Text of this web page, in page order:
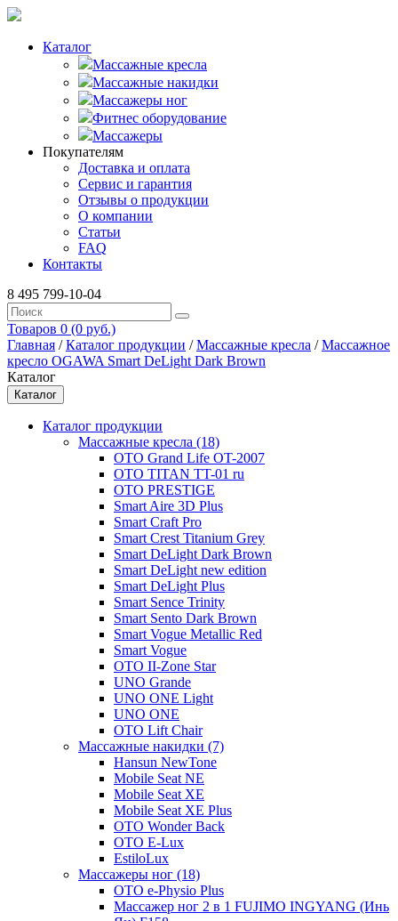
Каталог
Массажные кресла
Массажные накидки
Массажеры ног
Фитнес оборудование
Массажеры
Покупателям
Доставка и оплата
Сервис и гарантия
Отзывы о продукции
О компании
Статьи
FAQ
Контакты
8 495 799-10-04
Товаров 0 (0 руб.)
Главная /Каталог продукции /Массажные кресла /Массажное
кресло OGAWA Smart DeLight Dark Brown
Каталог
Каталог
Каталог продукции
Массажные кресла (18)
OTO Grand Life OT-2007
OTO TITAN TT-01 ru
OTO PRESTIGE
Smart Aire 3D Plus
Smart Craft Pro
Smart Crest Titanium Grey
Smart DeLight Dark Brown
Smart DeLight new edition
Smart DeLight Plus
Smart Sence Trinity
Smart Sento Dark Brown
Smart Vogue Metallic Red
Smart Vogue
OTO II-Zone Star
UNO Grande
UNO ONE Light
UNO ONE
OTO Lift Chair
Массажные накидки (7)
Hansun NewTone
Mobile Seat NE
Mobile Seat XE
Mobile Seat XE Plus
OTO Wonder Back
OTO E-Lux
EstiloLux
Массажеры ног (18)
OTO e-Physio Plus
Массажер ног 2 в 1 FUJIMO INGYANG (Инь